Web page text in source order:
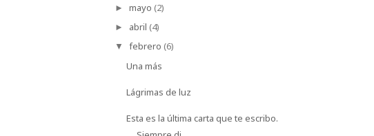
►mayo (2)
► abril (4)
▼ febrero (6)
Una más
Lágrimas de luz
Esta es la última carta que te escribo.